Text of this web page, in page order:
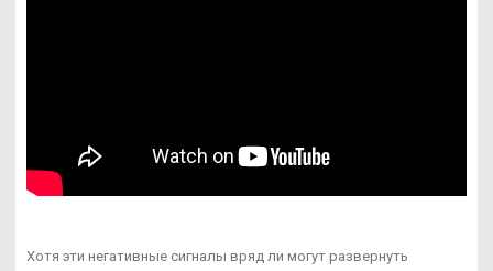
Хотя эти негативные сигналы вряд ли могут развернуть